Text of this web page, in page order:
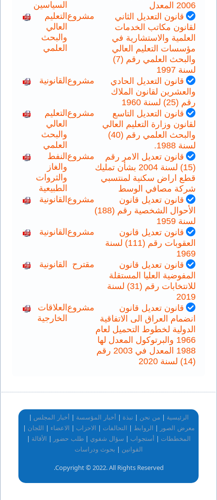
2006 المعدل
السياسين
قانون التعديل الثاني
لقانون مكاتب الخدمات
العلمية والاستشارية في
مؤسسات التعليم العالي
والبحث العلمي رقم (7)
لسنة 1997
مشروعالتعليم
العالي
والبحث
العلمي
قانون التعديل الحادي
والعشرين لقانون الملاك
رقم (25) لسنة 1960
مشروعالقانونية
قانون التعديل التاسع
لقانون وزارة التعليم العالي
والبحث العلمي رقم (40)
لسنة 1988.
مشروعالتعليم
العالي
والبحث
العلمي
قانون تعديل الامر رقم
(15) لسنة 2004 بشأن تمليك
قطع اراض سكنية لمنتسبي
شركة مصافي الوسط
مشروعالنفط
والغاز
والثروات
الطبيعية
قانون تعديل قانون
الأحوال الشخصية رقم (188)
لسنة 1959
مشروعالقانونية
قانون تعديل قانون
العقوبات رقم (111) لسنة
1969
مشروعالقانونية
قانون تعديل قانون
المفوضية العليا المستقلة
للانتخابات رقم (31) لسنة
2019
مقترح القانونية
قانون تعديل قانون
انضمام العراق الى الاتفاقية
الدولية لخطوط التحميل لعام
1966 والبرتوكول المعدل لها
1988 المعدل في 2003 رقم
(14) لسنة 2020
مشروعالعلاقات
الخارجية
الرئيسية | من نحن | نبذة | أخبار المؤسسة | أخبار المجلس |
معرض الصور | الروابط | التحالفات | الاحزاب | الاعضاء | اللجان |
المخططات | أستجواب | سؤال شفوي |طلب حضور | الأقالة |
القوانين | بحوث ودراسات
Copyright © 2022. All Rights Reserved.